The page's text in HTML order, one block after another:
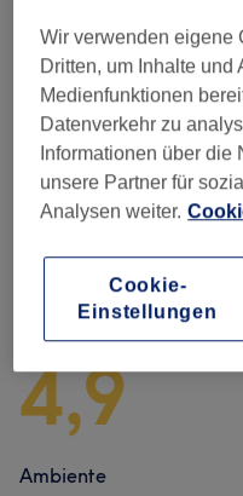
Salonbewertungen
4,9
Ambiente
Wir verwenden eigene
Dritten, um Inhalte
Medienfunktionen
Datenverkehr zu
Informationen über die
unsere Partner für
Analysen weiter.
Cookie-
Einstellungen